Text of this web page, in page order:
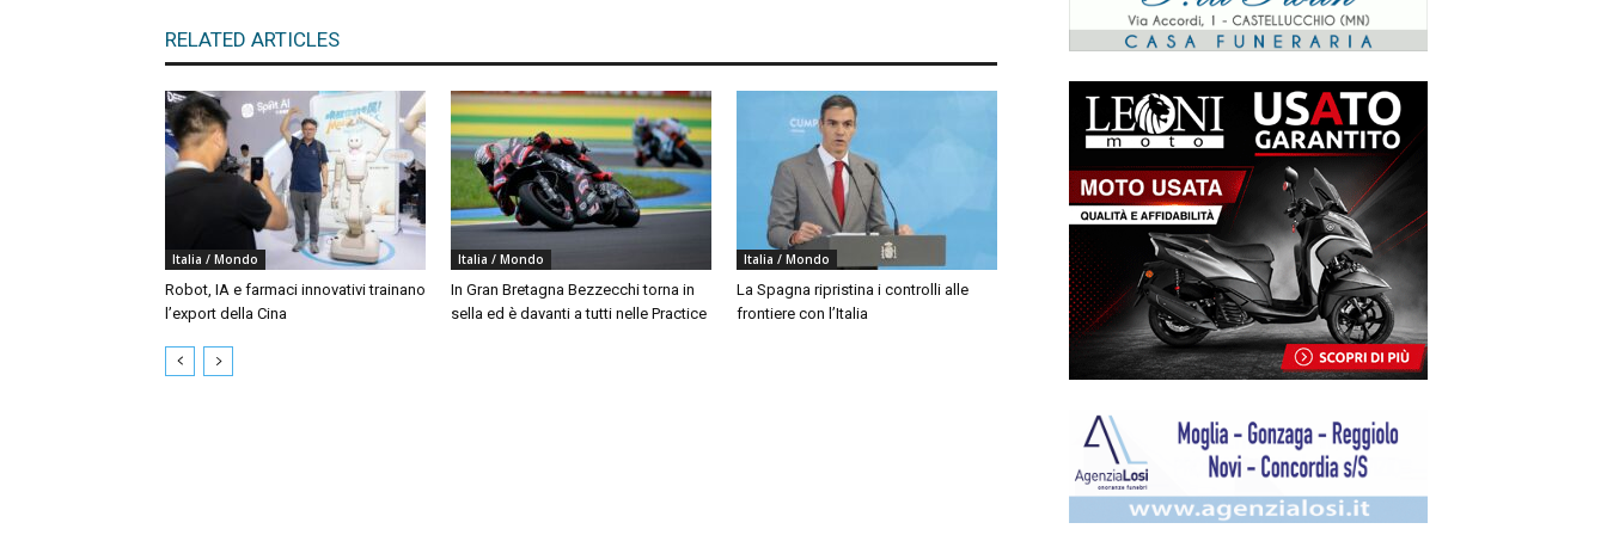
RELATED ARTICLES
Italia / Mondo
Robot, IA e farmaci innovativi trainano
l’export della Cina
Italia / Mondo
In Gran Bretagna Bezzecchi torna in
sella ed è davanti a tutti nelle Practice
Italia / Mondo
La Spagna ripristina i controlli alle
frontiere con l’Italia